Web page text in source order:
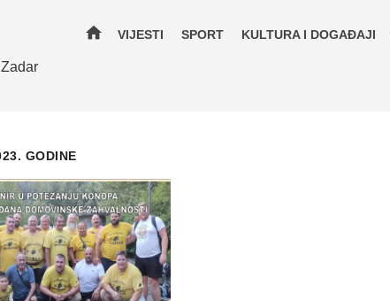
home VIJESTI SPORT KULTURA I DOGAĐAJI
GODINE